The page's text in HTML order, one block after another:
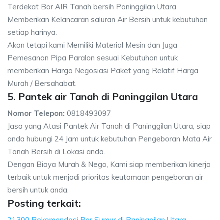
Terdekat Bor AIR Tanah bersih Paninggilan Utara
Memberikan Kelancaran saluran Air Bersih untuk kebutuhan
setiap harinya.
Akan tetapi kami Memiliki Material Mesin dan Juga
Pemesanan Pipa Paralon sesuai Kebutuhan untuk
memberikan Harga Negosiasi Paket yang Relatif Harga
Murah / Bersahabat.
5. Pantek air Tanah di Paninggilan Utara
Nomor Telepon: 0818493097
Jasa yang Atasi Pantek Air Tanah di Paninggilan Utara, siap
anda hubungi 24 Jam untuk kebutuhan Pengeboran Mata Air
Tanah Bersih di Lokasi anda.
Dengan Biaya Murah & Nego, Kami siap memberikan kinerja
terbaik untuk menjadi prioritas keutamaan pengeboran air
bersih untuk anda.
Posting terkait: